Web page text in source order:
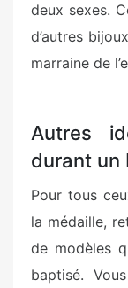
deux sexes.
d’autres
marraine de
Autres
durant un
Pour tous
la médaille,
de modèles
baptisé.